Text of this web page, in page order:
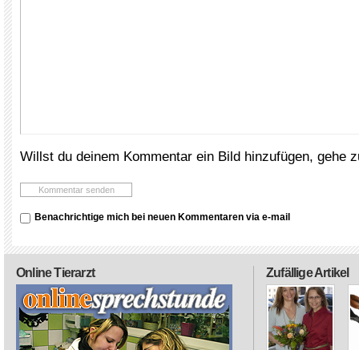
Willst du deinem Kommentar ein Bild hinzufügen, gehe
Benachrichtige mich bei neuen Kommentaren via e-mail
Zufällige Artikel
Online Tierarzt